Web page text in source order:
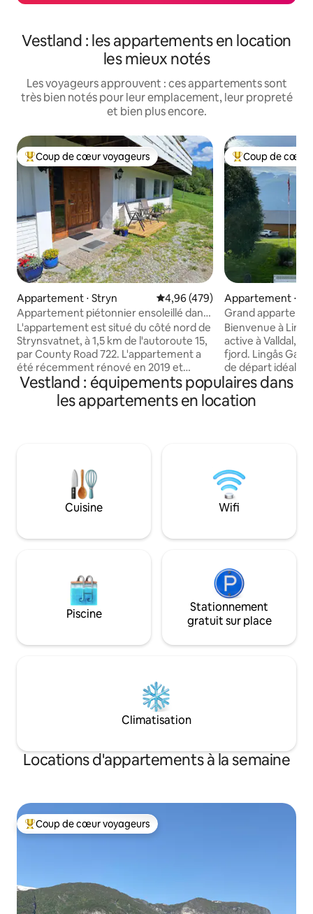
Vestland : les appartements en location
les mieux notés
Les voyageurs approuvent : ces appartements sont
très bien notés pour leur emplacement, leur propreté
et bien plus encore.
Coups de cœur voyageurs les plus appréciés
Coup de cœur voyageurs
Appartement ⋅ Stryn Évaluation moyenne sur la
4,96 (479)
Appartement piétonnier ensoleillé dans
une belle nature à Strynsvatn
L'appartement est situé du côté nord de
Strynsvatnet, à 1,5 km de l'autoroute 15,
par County Road 722. L'appartement a
été récemment rénové en 2019 et
dispose de la plupart des meubles et des
équipements nécessaires. Parking privé
et deux terrasses. Chambre avec lit
chauffage au sol dans le salon, la cuisine
et la salle de bain. À 12 km du centre-ville
de Stryn, à 22 km de Loen. Le centre de
ski d'été Stryn est à environ 30 minutes
possibilités de randonnée à proximité.
Coups de cœur
Coup de cœur
Appartement ⋅
Grand
magnifique -
Bienvenue à
active à Valldal,
fjord. Lingås Gard est situé avec un point
de départ idéal
destinations
de randonnées, à mi-chemin entre
Trollstigen et
baignade se
quelques pas. Si vous aimez faire des
randonnées au
du ski en hiver.
Vestland : équipements populaires dans
les appartements en location
Cuisine Wifi
Piscine
Stationnement
gratuit sur place
Climatisation
Locations d'appartements à la semaine
Coups de cœur voyageurs les plus appréciés
Coup de cœur voyageurs